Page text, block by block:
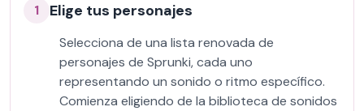
1 Elige tus personajes
Selecciona de una lista renovada de
personajes de Sprunki, cada uno
representando un sonido o ritmo específico.
Comienza eligiendo de la biblioteca de sonidos